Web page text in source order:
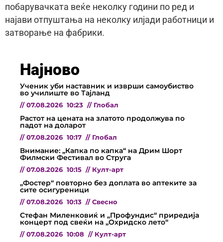
побарувачката веќе неколку години по ред и
најави отпуштања на неколку илјади работници и
затворање на фабрики.
Најново
Ученик уби наставник и изврши самоубиство
во училиште во Тајланд
// 07.08.2026 10:23 // Глобал
Растот на цената на златото продолжува по
падот на доларот
// 07.08.2026 10:17 // Глобал
Внимание: „Капка по капка“ на Дрим Шорт
Филмски Фестивал во Струга
// 07.08.2026 10:15 // Култ-арт
„Фостер“ повторно без доплата во аптеките за
сите осигуреници
// 07.08.2026 10:13 // Свесно
Стефан Миленковиќ и „Профундис“ приредија
концерт под свеќи на „Охридско лето“
// 07.08.2026 10:08 // Култ-арт